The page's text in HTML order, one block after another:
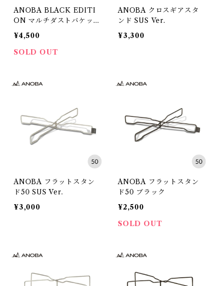
ANOBA BLACK EDITI
ON マルチダストバケッ
ト
¥4,500
SOLD OUT
ANOBA クロスギアスタ
ンド SUS Ver.
¥3,300
ANOBA フラットスタン
ド50 SUS Ver.
¥3,000
ANOBA フラットスタン
ド50 ブラック
¥2,500
SOLD OUT